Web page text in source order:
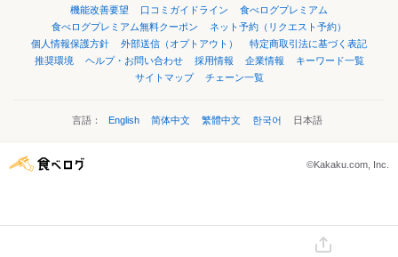
機能改善要望
口コミガイドライン
食べログプレミアム
食べログプレミアム無料クーポン
ネット予約（リクエスト予約）
個人情報保護方針
外部送信（オプトアウト）
特定商取引法に基づく表記
推奨環境
ヘルプ・お問い合わせ 採用情報 企業情報
キーワード一覧
サイトマップ
チェーン一覧
言語： English 简体中文 繁體中文 한국어 日本語
©Kakaku.com, Inc.